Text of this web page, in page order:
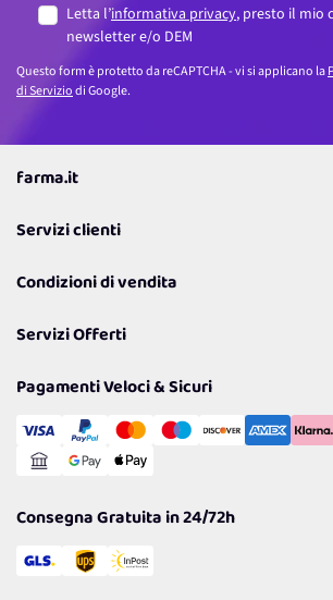
Letta l’informativa privacy, presto il mio
newsletter e/o DEM
Questo form è protetto da reCAPTCHA - vi si applicano la
di Serviziodi Google.
farma.it
Coupon
Lavora con noi
Politiche per la parità di genere
Servizi clienti
Richiamami
Resi
Condizioni di vendita
Spedizioni
Cookie Policy
Gestisci Cookie
Servizi Offerti
Reso Facile e Veloce
Pagamenti Veloci & Sicuri
Consegna Gratuita in 24/72h